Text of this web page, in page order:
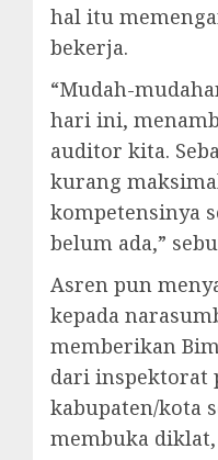
hal itu
bekerja.
“Mudah-
hari ini,
auditor kita.
kurang
kompetensinya
belum ada,”
Asren pun
kepada
memberikan
dari inspektorat
kabupaten/kota
membuka